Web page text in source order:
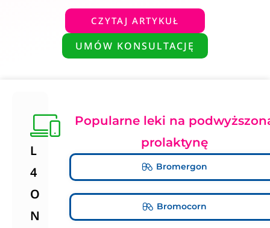
CZYTAJ ARTYKUŁ
UMÓW KONSULTACJĘ
L
4
O
N
Popularne leki na
prolaktynę
Bromergon
Bromocorn